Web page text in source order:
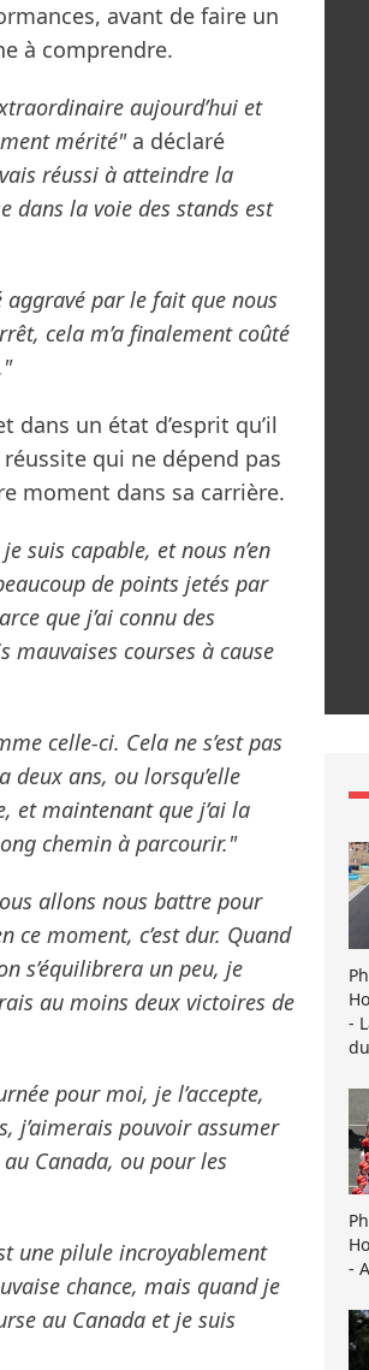
avant de faire un
à comprendre.
aujourd’hui et
mérité"a déclaré
réussi à atteindre la
dans la voie des stands est
aggravé par le fait que nous
cela m’a finalement coûté
un état d’esprit qu’il
qui ne dépend pas
moment dans sa carrière.
suis capable, et nous n’en
de points jetés par
que j’ai connu des
courses à cause
celle-ci. Cela ne s’est pas
ans, ou lorsqu’elle
et maintenant que j’ai la
chemin à parcourir."
allons nous battre pour
ce moment, c’est dur. Quand
s’équilibrera un peu, je
au moins deux victoires de
pour moi, je l’accepte,
j’aimerais pouvoir assumer
Canada, ou pour les
une pilule incroyablement
chance, mais quand je
au Canada et je suis
-
-